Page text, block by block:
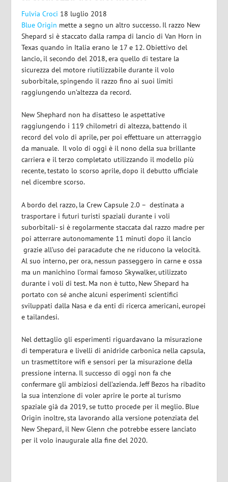
Fulvia Croci 18 luglio 2018
Blue Origin mette a segno un altro successo. Il razzo New
Shepard si è staccato dalla rampa di lancio di Van Horn in
Texas quando in Italia erano le 17 e 12. Obiettivo del
lancio, il secondo del 2018, era quello di testare la
sicurezza del motore riutilizzabile durante il volo
suborbitale, spingendo il razzo fino ai suoi limiti
raggiungendo un’altezza da record.
New Shephard non ha disatteso le aspettative
raggiungendo i 119 chilometri di altezza, battendo il
record del volo di aprile, per poi effettuare un atterraggio
da manuale. Il volo di oggi è il nono della sua brillante
carriera e il terzo completato utilizzando il modello più
recente, testato lo scorso aprile, dopo il debutto ufficiale
nel dicembre scorso.
A bordo del razzo, la Crew Capsule 2.0 – destinata a
trasportare i futuri turisti spaziali durante i voli
suborbitali- si è regolarmente staccata dal razzo madre per
poi atterrare autonomamente 11 minuti dopo il lancio
grazie all’uso dei paracadute che ne riducono la velocità.
Al suo interno, per ora, nessun passeggero in carne e ossa
ma un manichino l’ormai famoso Skywalker, utilizzato
durante i voli di test. Ma non è tutto, New Shepard ha
portato con sé anche alcuni esperimenti scientifici
sviluppati dalla Nasa e da enti di ricerca americani, europei
e tailandesi.
Nel dettaglio gli esperimenti riguardavano la misurazione
di temperatura e livelli di anidride carbonica nella capsula,
un trasmettitore wifi e sensori per la misurazione della
pressione interna. Il successo di oggi non fa che
confermare gli ambiziosi dell’azienda. Jeff Bezos ha ribadito
la sua intenzione di voler aprire le porte al turismo
spaziale già da 2019, se tutto procede per il meglio. Blue
Origin inoltre, sta lavorando alla versione potenziata del
New Shepard, il New Glenn che potrebbe essere lanciato
per il volo inaugurale alla fine del 2020.